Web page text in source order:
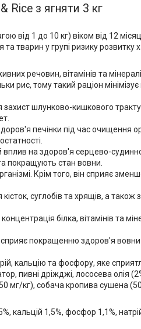
Rice з ягняти 3 кг
від 1 до 10 кг) віком від 12
тварин у групі ризику розвитку
речовин, вітамінів та
рис, тому такий раціон
захист шлунково-кишкового
печінки під час очищення
на здоров'я серцево-
покращують стан вовни.
Крім того, він сприяє
суглобів та хрящів, а
білка, вітамінів та
покращенню здоров'я вовни
кальцію та фосфору, яке
пивні дріжджі, лососева олія
мг/кг), собача кропива сушена
кальцій 1,5%, фосфор 1,1%,